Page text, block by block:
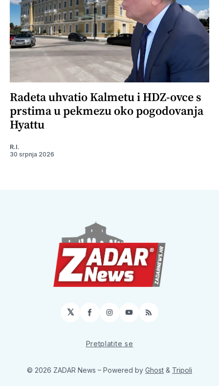
Radeta uhvatio Kalmetu i HDZ-ovce s
prstima u pekmezu oko pogodovanja
Hyattu
R.I.
30 srpnja 2026
𝕏 Facebook
Instagram
YouTube
RSS
Pretplatite se
© 2026 ZADAR News – Powered by Ghost & Tripoli